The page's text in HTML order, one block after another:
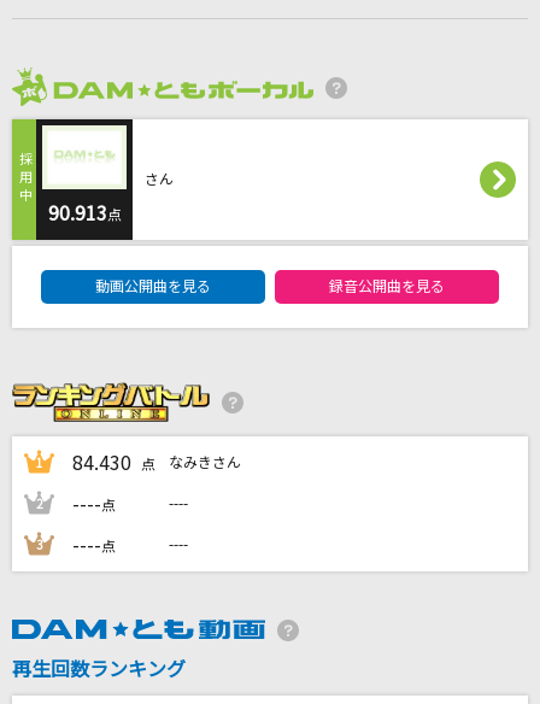
LUNA SEA
一二三
歩いて帰ろう
斉藤和義
DAN DAN 心魅かれてく
FIELD OF VIEW(the FIELD OF VIEW)
GEMN
雫
カラオケ最新情報をチェック！
90.913点
さん
動画公開曲を見る 録音公開曲を見る
1 84.430 点 なみきさん
2 ----点 ----
3 ----点 ----
再生回数ランキング